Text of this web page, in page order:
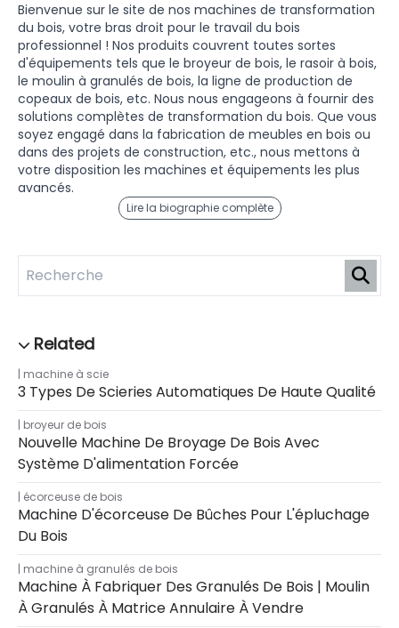
Bienvenue sur le site de nos machines de transformation
du bois, votre bras droit pour le travail du bois
professionnel ! Nos produits couvrent toutes sortes
d'équipements tels que le broyeur de bois, le rasoir à bois,
le moulin à granulés de bois, la ligne de production de
copeaux de bois, etc. Nous nous engageons à fournir des
solutions complètes de transformation du bois. Que vous
soyez engagé dans la fabrication de meubles en bois ou
dans des projets de construction, etc., nous mettons à
votre disposition les machines et équipements les plus
avancés.
Lire la biographie complète
machine à scie
3 Types De Scieries Automatiques De Haute Qualité
broyeur de bois
Nouvelle Machine De Broyage De Bois Avec
Système D'alimentation Forcée
écorceuse de bois
Machine D'écorceuse De Bûches Pour L'épluchage
Du Bois
machine à granulés de bois
Machine À Fabriquer Des Granulés De Bois | Moulin
À Granulés À Matrice Annulaire À Vendre